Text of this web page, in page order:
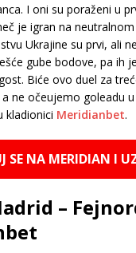
I oni su poraženi u
je igran na
Ukrajine su prvi, ali
gube bodove, pa ih
Biće ovo duel za
ne očeujemo goleadu
kladionici Meridianbet.
SE NA MERIDIAN I
–